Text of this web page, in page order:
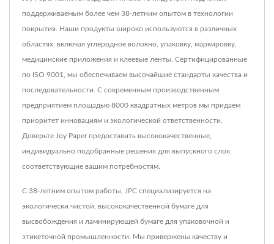
поддерживаемым более чем 38-летним опытом в технологии
покрытия. Наши продукты широко используются в различных
областях, включая углеродное волокно, упаковку, маркировку,
медицинские приложения и клеевые ленты. Сертифицированные
по ISO 9001, мы обеспечиваем высочайшие стандарты качества и
последовательности. С современным производственным
предприятием площадью 8000 квадратных метров мы придаем
приоритет инновациям и экологической ответственности.
Доверьте Joy Paper предоставить высококачественные,
индивидуально подобранные решения для выпускного слоя,
соответствующие вашим потребностям.
С 38-летним опытом работы, JPC специализируется на
экологически чистой, высококачественной бумаге для
высвобождения и ламинирующей бумаге для упаковочной и
этикеточной промышленности. Мы привержены качеству и